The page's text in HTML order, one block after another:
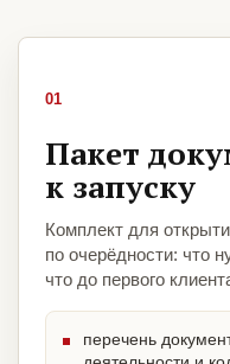
01
Пакет
к запуску
Комплект для
по очерёдности: что
что до первого
перечень